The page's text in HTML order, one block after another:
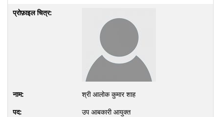
श्री आलोक कुमार शाह
उप आबकारी आयुक्त